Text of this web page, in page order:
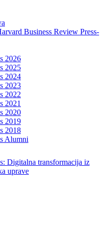
Business Review Press-
2026
2025
2024
2023
2022
2021
2020
2019
2018
Alumni
Digitalna transformacija iz
uprave